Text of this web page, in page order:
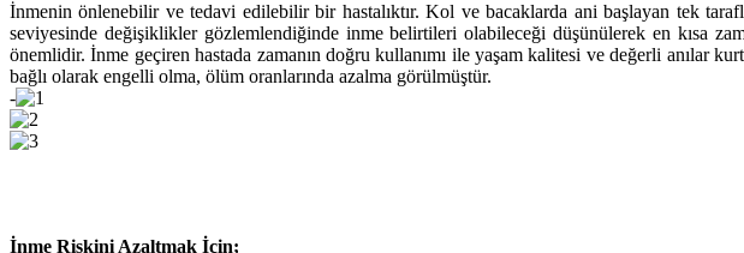
İnmenin önlenebilir ve tedavi edilebilir bir hastalıktır. Kol ve bacaklarda ani başlayan tek
seviyesinde değişiklikler gözlemlendiğinde inme belirtileri olabileceği düşünülerek en kısa
önemlidir. İnme geçiren hastada zamanın doğru kullanımı ile yaşam kalitesi ve değerli anılar
bağlı olarak engelli olma, ölüm oranlarında azalma görülmüştür.
-
İnme Riskini Azaltmak İçin;